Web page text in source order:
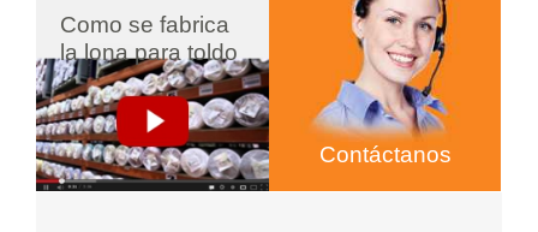
Como se fabrica
la lona para toldo
Contáctanos